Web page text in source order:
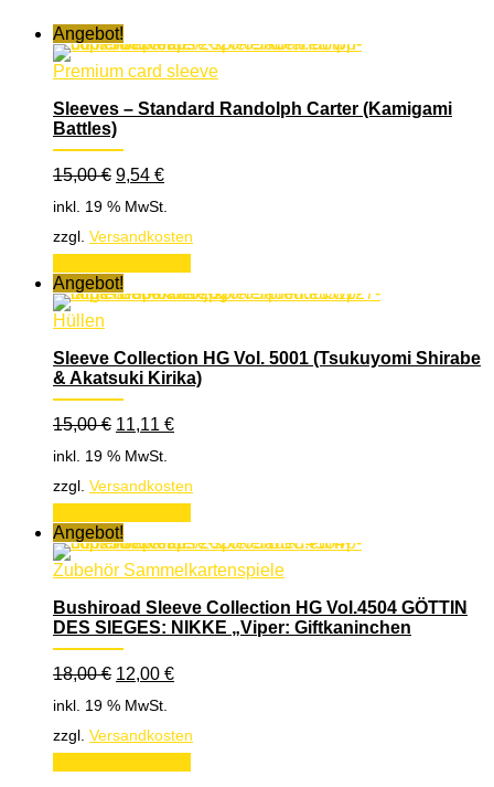
Angebot!
Premium card sleeve
Sleeves – Standard Randolph Carter (Kamigami
Battles)
15,00€ Ursprünglicher
war:
15,00 €
9,54 €Aktueller
ist:
9,54 €.
inkl. 19 % MwSt.
zzgl. Versandkosten
Angebot!
Hüllen
Sleeve Collection HG Vol. 5001 (Tsukuyomi Shirabe
& Akatsuki Kirika)
15,00€ Ursprünglicher
war:
15,00 €
11,11 €Aktueller
11,11 €.
inkl. 19 % MwSt.
zzgl. Versandkosten
Angebot!
Zubehör Sammelkartenspiele
Bushiroad Sleeve Collection HG Vol.4504 GÖTTIN
DES SIEGES: NIKKE „Viper: Giftkaninchen
18,00€ Ursprünglicher
war:
18,00 €
12,00 €Aktueller
12,00 €.
inkl. 19 % MwSt.
zzgl. Versandkosten